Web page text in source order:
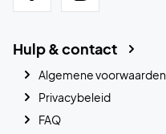
Hulp & contact
Algemene voorwaarden
Privacybeleid
FAQ